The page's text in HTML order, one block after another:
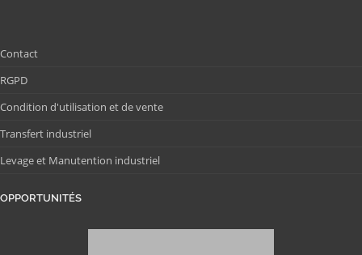
Contact
RGPD
Condition d'utilisation et de vente
Transfert industriel
Levage et Manutention industriel
OPPORTUNITÉS